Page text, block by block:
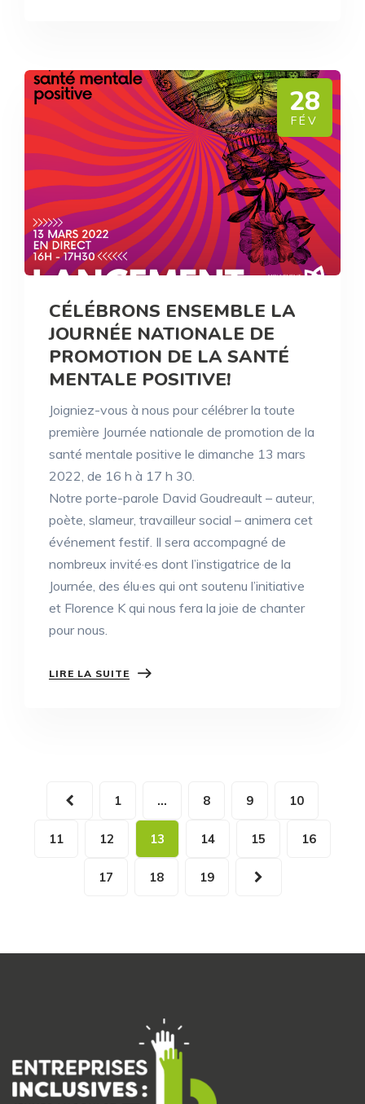
28
FÉV
CÉLÉBRONS ENSEMBLE LA
JOURNÉE NATIONALE DE
PROMOTION DE LA SANTÉ
MENTALE POSITIVE!
Joigniez-vous à nous pour célébrer la toute
première Journée nationale de promotion de la
santé mentale positive le dimanche 13 mars
2022, de 16 h à 17 h 30.
Notre porte-parole David Goudreault – auteur,
poète, slameur, travailleur social – animera cet
événement festif. Il sera accompagné de
nombreux invité·es dont l’instigatrice de la
Journée, des élu·es qui ont soutenu l’initiative
et Florence K qui nous fera la joie de chanter
pour nous.
LIRE LA SUITE
Navigation
des
1 … 8 9 10
11 12 13 14 15 16
17 18 19